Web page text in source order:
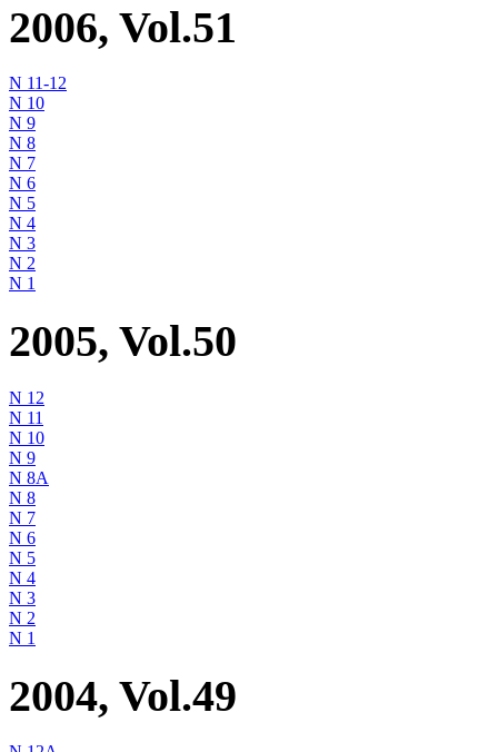
2006, Vol.51
N 11-12
N 10
N 9
N 8
N 7
N 6
N 5
N 4
N 3
N 2
N 1
2005, Vol.50
N 12
N 11
N 10
N 9
N 8A
N 8
N 7
N 6
N 5
N 4
N 3
N 2
N 1
2004, Vol.49